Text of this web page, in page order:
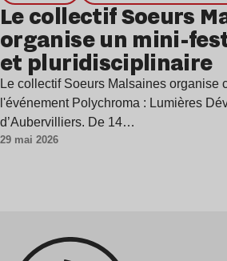
Le collectif Soeurs
organise un mini-
et pluridisciplinaire
Le collectif Soeurs Malsaines organise
l'événement Polychroma : Lumières
d’Aubervilliers. De 14…
29 mai 2026